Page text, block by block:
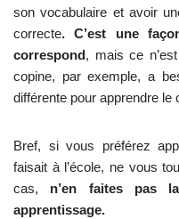
son vocabulaire et avoir
correcte. C’est une
correspond, mais ce
copine, par exemple, a
différente pour apprendre le
Bref, si vous préférez
faisait à l’école, ne vous
cas, n’en faites pas
apprentissage.